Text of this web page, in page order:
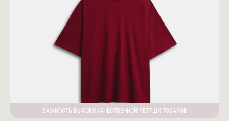
ВАЖНОСТЬ ВЫСОКОКАЧЕСТВЕННОЙ РЕТУШИ ТОВАРОВ